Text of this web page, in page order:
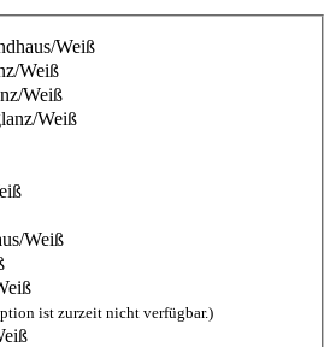
Weiß
Weiß
Weiß
Weiß
Weiß
ist zurzeit nicht verfügbar.)